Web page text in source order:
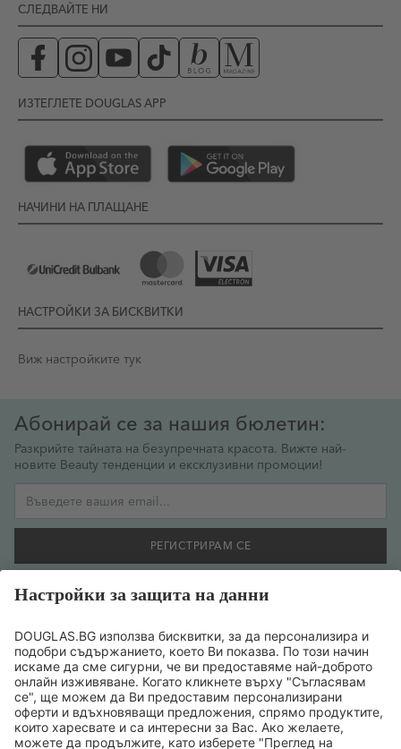
СЛЕДВАЙТЕ НИ
ИЗТЕГЛЕТЕ DOUGLAS APP
НАЧИНИ НА ПЛАЩАНЕ
НАСТРОЙКИ ЗА БИСКВИТКИ
Виж настройките тук
Абонирай се за нашия бюлетин:
Разкрийте тайната на безупречната красота. Вижте най-
новите Beauty тенденции и ексклузивни промоции!
РЕГИСТРИРАМ СЕ
предоставената от мен информация да се обработва
ТОП БРАНДОВЕ
ТОП ПРОДУКТИ